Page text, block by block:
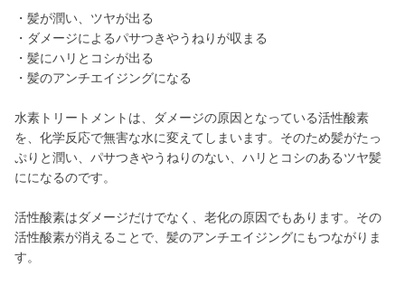
・髪が潤い、ツヤが出る
・ダメージによるパサつきやうねりが収まる
・髪にハリとコシが出る
・髪のアンチエイジングになる
水素トリートメントは、ダメージの原因となっている活性酸素
を、化学反応で無害な水に変えてしまいます。そのため髪がたっ
ぷりと潤い、パサつきやうねりのない、ハリとコシのあるツヤ髪
にになるのです。
活性酸素はダメージだけでなく、老化の原因でもあります。その
活性酸素が消えることで、髪のアンチエイジングにもつながりま
す。